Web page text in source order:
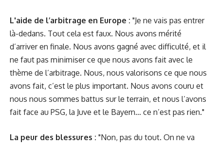
L'aide de l’arbitrage en Europe : "Je ne vais pas entrer
là-dedans. Tout cela est faux. Nous avons mérité
d’arriver en finale. Nous avons gagné avec difficulté, et il
ne faut pas minimiser ce que nous avons fait avec le
thème de l’arbitrage. Nous, nous valorisons ce que nous
avons fait, c’est le plus important. Nous avons couru et
nous nous sommes battus sur le terrain, et nous l’avons
fait face au PSG, la Juve et le Bayern… ce n’est pas rien."
La peur des blessures : "Non, pas du tout. On ne va